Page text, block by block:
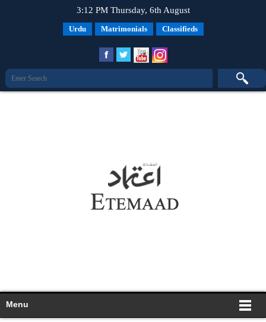
3:12 PM Thursday, 6th August
Urdu Matrimonials Classifieds
Menu